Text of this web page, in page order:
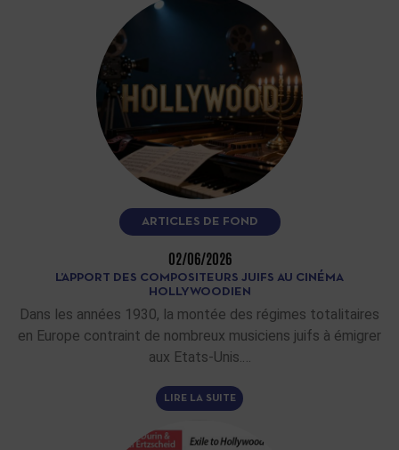
ARTICLES DE FOND
02/06/2026
L’APPORT DES COMPOSITEURS JUIFS AU CINÉMA
HOLLYWOODIEN
Dans les années 1930, la montée des régimes totalitaires
en Europe contraint de nombreux musiciens juifs à émigrer
aux Etats-Unis.…
LIRE LA SUITE